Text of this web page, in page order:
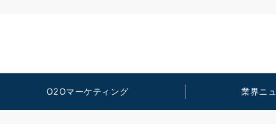
O2Oマーケティング 業界ニ